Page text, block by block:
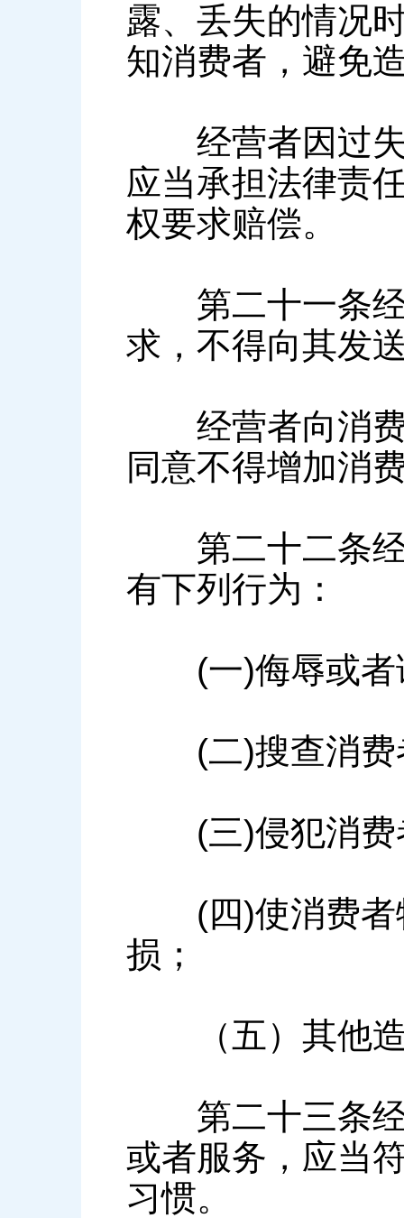
露、丢失的情况
知消费者，避免
经营者因过失
应当承担法律责
权要求赔偿。
第二十一条经
求，不得向其发
经营者向消费
同意不得增加消
第二十二条经
有下列行为：
(一)侮辱或者
(二)搜查消费
(三)侵犯消费
(四)使消费者
损；
（五）其他造
第二十三条经
或者服务，应当
习惯。